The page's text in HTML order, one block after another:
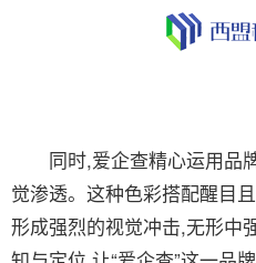
同时,爱企查精心运用品
觉渗透。这种色彩搭配醒目
形成强烈的视觉冲击,无形中